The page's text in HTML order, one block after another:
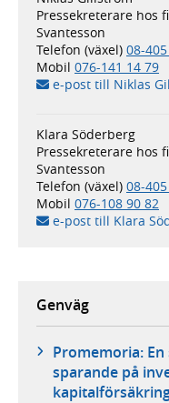
Pressekreterare hos
Svantesson
Telefon (växel) 08-
Mobil 076-141 14 79
e-post till Niklas
Klara Söderberg
Pressekreterare hos
Svantesson
Telefon (växel) 08-
Mobil 076-108 90 82
e-post till Klara
Genväg
Promemoria:
sparande på